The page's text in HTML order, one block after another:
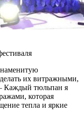
их витражными,
Каждый тюльпан я
которая
тепла и яркие